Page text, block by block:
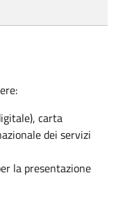
carta
dei servizi
la presentazione